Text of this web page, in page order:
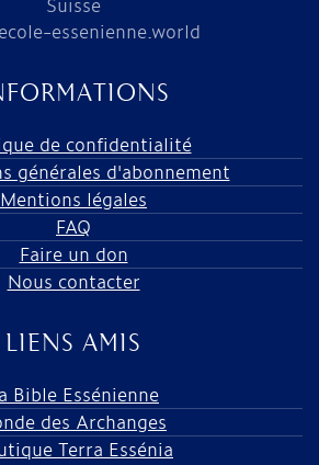
Suisse
essenienne.world
de confidentialité
générales d'abonnement
Mentions légales
FAQ
Faire un don
Nous contacter
LIENS AMIS
Bible Essénienne
des Archanges
Terra Essénia